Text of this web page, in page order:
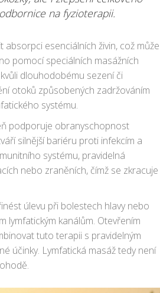
na fyzioterapii.
absorpci esenciálních živin, což může
pomocí speciálních masážních
dlouhodobému sezení či
otoků způsobených zadržováním
systému.
podporuje obranyschopnost
silnější bariéru proti infekcím a
systému, pravidelná
nebo zraněních, čímž se zkracuje
úlevu při bolestech hlavy nebo
lymfatickým kanálům. Otevřením
tuto terapii s pravidelným
účinky. Lymfatická masáž tedy není